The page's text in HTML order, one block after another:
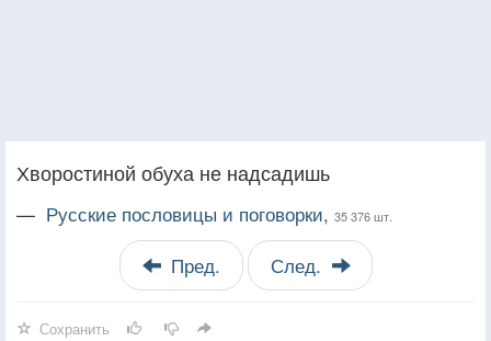
Хворостиной обуха не надсадишь
— Русские пословицы и поговорки, 35 376 шт.
Пред. След.
Сохранить